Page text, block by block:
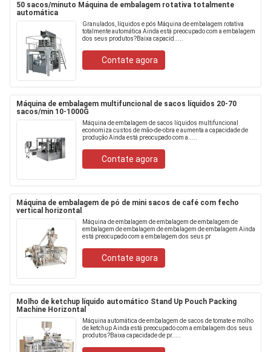
50 sacos/minuto Máquina de embalagem rotativa totalmente
automática
Granulados, líquidos e pós Máquina de embalagem rotativa
totalmente automática Ainda está preocupado com a embalagem
dos seus produtos?Baixa capacid.....
Contate agora
Máquina de embalagem multifuncional de sacos líquidos 20-70
sacos/min 10-1000G
Máquina de embalagem de sacos líquidos multifuncional
economiza custos de mão-de-obra e aumenta a capacidade de
produção Ainda está preocupado com a.....
Contate agora
Máquina de embalagem de pó de mini sacos de café com fecho
vertical horizontal
Máquina de embalagem de embalagem de embalagem de
embalagem de embalagem de embalagem de embalagem Ainda
está preocupado com a embalagem dos seus pr
Contate agora
Molho de ketchup líquido automático Stand Up Pouch Packing
Machine Horizontal
Máquina automática de embalagem de sacos de tomate e molho
de ketchup Ainda está preocupado com a embalagem dos seus
produtos?Baixa capacidade de pr.....